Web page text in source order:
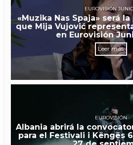
EUROVISIÓN
«Muzika Nas Spaja» será
que Mija Vujović
en Eurovisión
Leer más
EUROVISIÓN
Albania abrirá la
para el Festivali i Këngës